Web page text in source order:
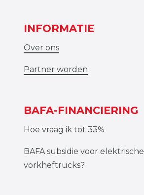
INFORMATIE
Over ons
Partner worden
BAFA-FINANCIERING
Hoe vraag ik tot 33%
BAFA subsidie voor elektrische
vorkheftrucks?